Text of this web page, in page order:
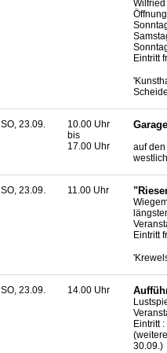
Eintritt
SO, 23.09.
10.00 Uhr
bis
17.00 Uhr
auf
SO, 23.09. 11.00 Uhr
Eintritt
SO, 23.09. 14.00 Uhr
Eintritt
30.09.)